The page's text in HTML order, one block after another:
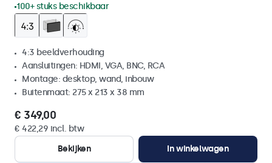
100+ stuks beschikbaar
4:3 beeldverhouding
Aansluitingen: HDMI, VGA, BNC, RCA
Montage: desktop, wand, inbouw
Buitenmaat: 275 x 213 x 38 mm
€ 349,00
€ 422,29 incl. btw
Bekijken
In winkelwagen